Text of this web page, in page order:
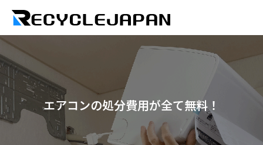
エアコンの処分費用が全て無料！